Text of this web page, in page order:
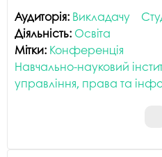
Аудиторія: Викладачу
Діяльність: Освіта
Мітки: Конференція
Навчально-науковий
управління, права та